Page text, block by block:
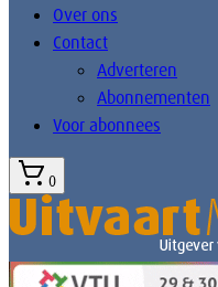
Over ons
Contact
Adverteren
Abonnementen
Voor abonnees
0